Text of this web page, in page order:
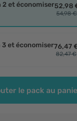
et économiser52,98
54,98 €
et économiser76,47
82,47 €
le pack au